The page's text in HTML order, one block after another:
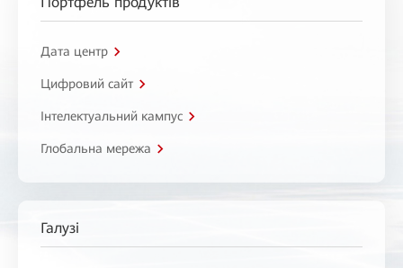
Дата центр
Цифровий сайт
Інтелектуальний кампус
Глобальна мережа
Галузі